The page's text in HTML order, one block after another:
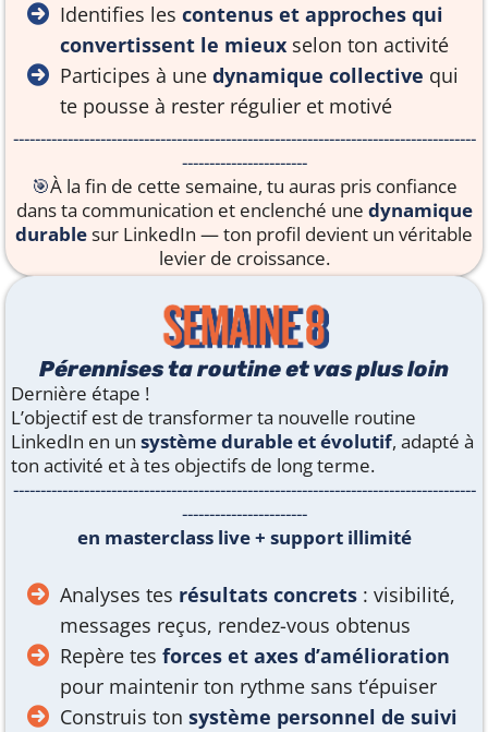
Identifies les contenus et approches qui
convertissent le mieux selon ton activité
Participes à une dynamique collective qui
te pousse à rester régulier et motivé
-------------------------------------------------------------------------------------
-----------------------
🎯À la fin de cette semaine, tu auras pris confiance
dans ta communication et enclenché une dynamique
durablesur LinkedIn — ton profil devient un véritable
levier de croissance.
Pérennises ta routine et vas plus loin
Dernière étape !
L’objectif est de transformer ta nouvelle routine
LinkedIn en un système durable et évolutif, adapté à
ton activité et à tes objectifs de long terme.
-------------------------------------------------------------------------------------
-----------------------
en masterclass live + support illimité
Analyses tes résultats concrets : visibilité,
messages reçus, rendez-vous obtenus
Repère tes forces et axes d’amélioration
pour maintenir ton rythme sans t’épuiser
Construis ton système personnel de suivi